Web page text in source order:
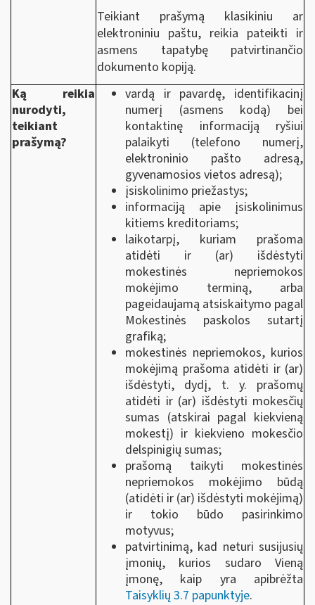
Teikiant prašymą klasikiniu ar
elektroniniu paštu, reikia pateikti ir
asmens tapatybę patvirtinančio
dokumento kopiją.
Ką reikia
nurodyti,
teikiant
prašymą?
vardą ir pavardę, identifikacinį
numerį (asmens kodą) bei
kontaktinę informaciją ryšiui
palaikyti (telefono numerį,
elektroninio pašto adresą,
gyvenamosios vietos adresą);
įsiskolinimo priežastys;
informaciją apie įsiskolinimus
kitiems kreditoriams;
laikotarpį, kuriam prašoma
atidėti ir (ar) išdėstyti
mokestinės nepriemokos
mokėjimo terminą, arba
pageidaujamą atsiskaitymo pagal
Mokestinės paskolos sutartį
grafiką;
mokestinės nepriemokos, kurios
mokėjimą prašoma atidėti ir (ar)
išdėstyti, dydį, t. y. prašomų
atidėti ir (ar) išdėstyti mokesčių
sumas (atskirai pagal kiekvieną
mokestį) ir kiekvieno mokesčio
delspinigių sumas;
prašomą taikyti mokestinės
nepriemokos mokėjimo būdą
(atidėti ir (ar) išdėstyti mokėjimą)
ir tokio būdo pasirinkimo
motyvus;
patvirtinimą, kad neturi susijusių
įmonių, kurios sudaro Vieną
įmonę, kaip yra apibrėžta
Taisyklių 3.7 papunktyje.